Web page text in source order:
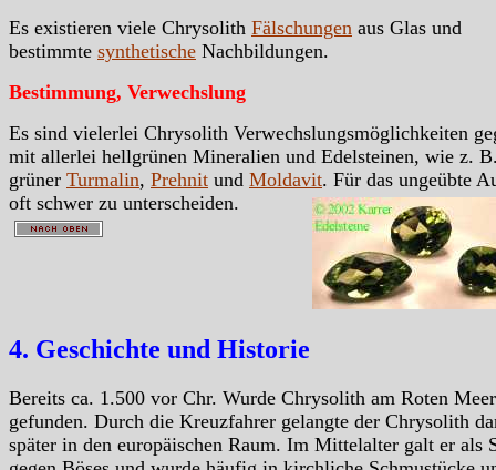
Es existieren viele Chrysolith Fälschungen aus Glas und
bestimmte synthetische Nachbildungen.
Bestimmung, Verwechslung
Es sind vielerlei Chrysolith Verwechslungsmöglichkeiten
mit allerlei hellgrünen Mineralien und Edelsteinen, wie z.
grüner Turmalin, Prehnit und Moldavit. Für das ungeübte
oft schwer zu unterscheiden.
4. Geschichte und Historie
Bereits ca. 1.500 vor Chr. Wurde Chrysolith am Roten Meer
gefunden. Durch die Kreuzfahrer gelangte der Chrysolith
später in den europäischen Raum. Im Mittelalter galt er als